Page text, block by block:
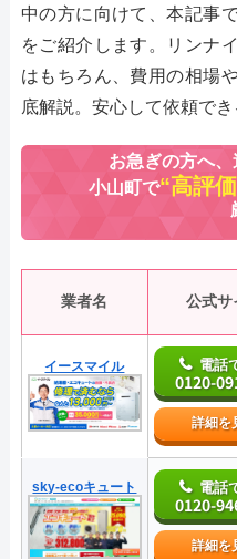
中の方に向けて、本記事
をご紹介します。リンナ
はもちろん、費用の相場
底解説。安心して依頼で
お急ぎの方へ
小山町で“高評
業者名 公式サ
イースマイル 電話
0120-
詳細を
sky-ecoキュート 電話
0120-
詳細を